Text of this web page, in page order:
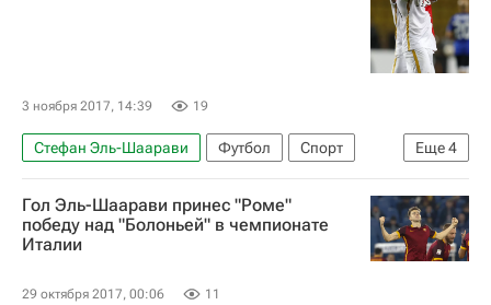
3 ноября 2017, 14:39 19
Еще4
Стефан Эль-Шаарави Футбол
Спорт
Лига чемпионов УЕФА 2026-2027
Рома
ПФК ЦСКА
Алан Дзагоев
Гол Эль-Шаарави принес "Роме"
победу над "Болоньей" в чемпионате
Италии
29 октября 2017, 00:06 11